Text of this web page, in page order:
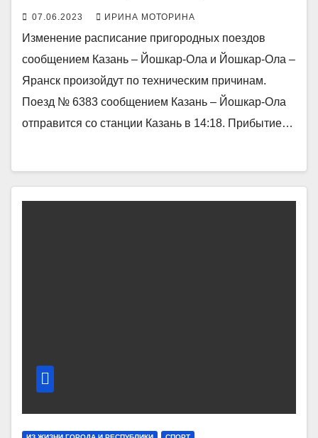
07.06.2023 ИРИНА МОТОРИНА
Изменение расписание пригородных поездов
сообщением Казань – Йошкар-Ола и Йошкар-Ола –
Яранск произойдут по техническим причинам.
Поезд № 6383 сообщением Казань – Йошкар-Ола
отправится со станции Казань в 14:18. Прибытие…